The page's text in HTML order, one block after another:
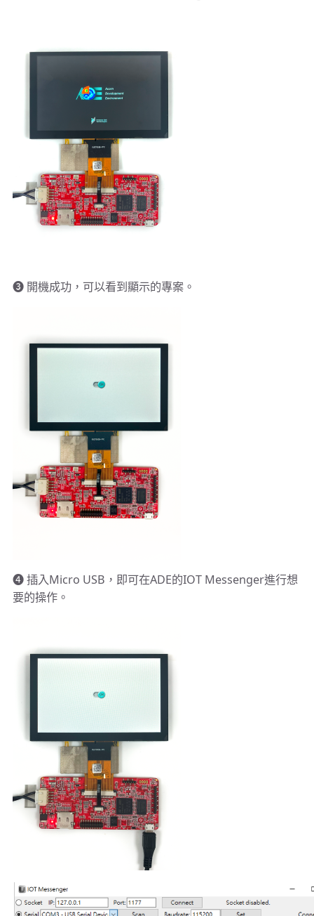
➌ 開機成功，可以看到顯示的專案。
➍ 插入Micro USB，即可在ADE的IOT Messenger進行想
要的操作。